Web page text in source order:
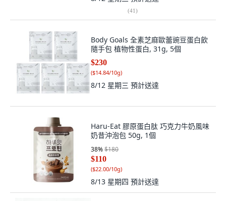
(41)
Body Goals 全素芝麻歐蕾豌豆蛋白飲
隨手包 植物性蛋白, 31g, 5個
$230
($14.84/10g)
8/12 星期三 預計送達
Haru-Eat 膠原蛋白肽 巧克力牛奶風味
奶昔沖泡包 50g, 1個
38%$180
$110
($22.00/10g)
8/13 星期四 預計送達